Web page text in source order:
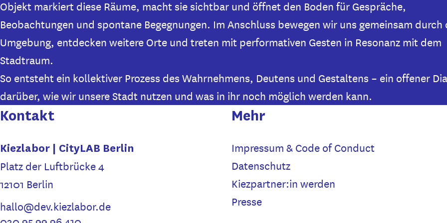
Objekt markiert diese Räume, macht sie sichtbar und öffnet den Boden für Gespräche,
Beobachtungen und spontane Begegnungen. Im Anschluss bewegen wir uns gemeinsam durch
Umgebung, entdecken weitere Orte und treten mit performativen Gesten in Resonanz mit dem
Stadtraum.
So entsteht ein kollektiver Prozess des Wahrnehmens, Deutens und Gestaltens – ein offener
darüber, wie wir unsere Stadt nutzen und was in ihr noch möglich werden kann.
Kontakt
Kiezlabor | CityLAB Berlin
Platz der Luftbrücke 4
12101 Berlin
hallo@dev.kiezlabor.de
Mehr
Impressum & Code of Conduct
Datenschutz
Kiezpartner:in werden
Presse